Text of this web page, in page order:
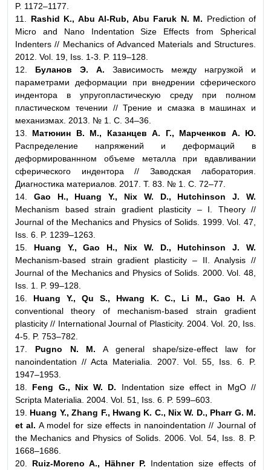
P. 1172–1177.
11. Rashid K., Abu Al-Rub, Abu Faruk N. M. Prediction of
Micro and Nano Indentation Size Effects from Spherical
Indenters // Mechanics of Advanced Materials and Structures.
2012. Vol. 19, Iss. 1-3. P. 119–128.
12. Буланов Э. А. Зависимость между нагрузкой и
параметрами деформации при внедрении сферического
индентора в упругопластическую среду при полном
пластическом течении // Трение и смазка в машинах и
механизмах. 2013. № 1. С. 34–36.
13. Матюнин В. М., Казанцев А. Г., Марченков А. Ю.
Распределение напряжений и деформаций в
деформированнном объеме металла при вдавливании
сферического индентора // Заводская лаборатория.
Диагностика материалов. 2017. Т. 83. № 1. С. 72–77.
14. Gao H., Huang Y., Nix W. D., Hutchinson J. W.
Mechanism based strain gradient plasticity – I. Theory //
Journal of the Mechanics and Physics of Solids. 1999. Vol. 47,
Iss. 6. P. 1239–1263.
15. Huang Y., Gao H., Nix W. D., Hutchinson J. W.
Mechanism-based strain gradient plasticity – II. Analysis //
Journal of the Mechanics and Physics of Solids. 2000. Vol. 48,
Iss. 1. P. 99–128.
16. Huang Y., Qu S., Hwang K. C., Li M., Gao H. A
conventional theory of mechanism-based strain gradient
plasticity // International Journal of Plasticity. 2004. Vol. 20, Iss.
4-5. P. 753–782.
17. Pugno N. M. A general shape/size-effect law for
nanoindentation // Acta Materialia. 2007. Vol. 55, Iss. 6. P.
1947–1953.
18.
Feng G., Nix W. D. Indentation size effect in MgO //
Scripta Materialia. 2004. Vol. 51, Iss. 6. P. 599–603.
19. Huang Y., Zhang F., Hwang K. C., Nix W. D., Pharr G. M.
et al. A model for size effects in nanoindentation // Journal of
the Mechanics and Physics of Solids. 2006. Vol. 54, Iss. 8. P.
1668–1686.
20. Ruiz-Moreno A., Hähner P. Indentation size effects of